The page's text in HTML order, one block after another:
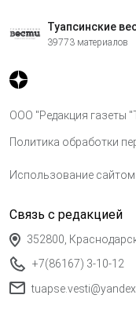
Туапсинские
39773 материалов
ООО "Редакция газеты
Политика обработки
Использование
Связь с редакцией
352800,
+7(86167) 3-10-12